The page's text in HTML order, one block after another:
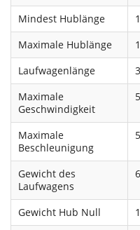
Mindest Hublänge
Maximale Hublänge
Laufwagenlänge
Maximale
Geschwindigkeit
Maximale
Beschleunigung
Gewicht des
Laufwagens
Gewicht Hub Null